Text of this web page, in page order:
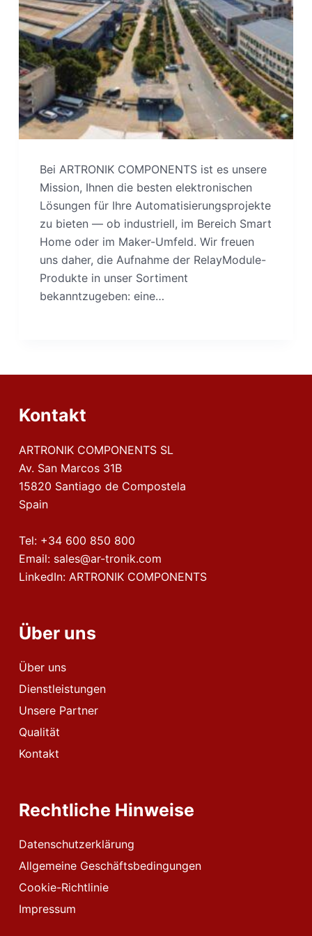
Bei ARTRONIK COMPONENTS ist es unsere
Mission, Ihnen die besten elektronischen
Lösungen für Ihre Automatisierungsprojekte
zu bieten — ob industriell, im Bereich Smart
Home oder im Maker-Umfeld. Wir freuen
uns daher, die Aufnahme der RelayModule-
Produkte in unser Sortiment
bekanntzugeben: eine…
Kontakt
ARTRONIK COMPONENTS SL
Av. San Marcos 31B
15820 Santiago de Compostela
Spain
Tel: +34 600 850 800
Email: sales@ar-tronik.com
LinkedIn: ARTRONIK COMPONENTS
Über uns
Über uns
Dienstleistungen
Unsere Partner
Qualität
Kontakt
Rechtliche Hinweise
Datenschutzerklärung
Allgemeine Geschäftsbedingungen
Cookie-Richtlinie
Impressum